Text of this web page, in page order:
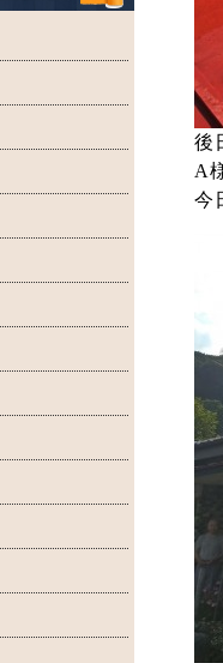
後
A
今